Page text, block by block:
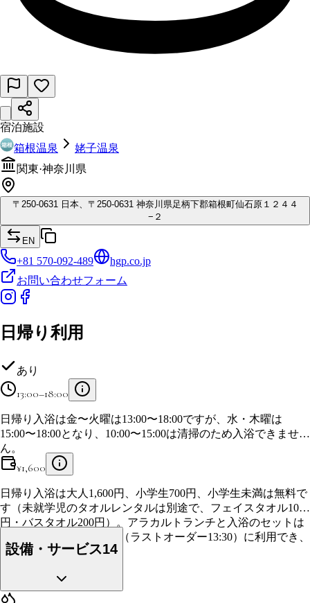
宿泊施設
箱根温泉
姥子温泉
関東·神奈川県
〒 250-0631 日本、〒250-0631 神奈川県足柄下郡箱根町仙石原１２４４
−２
EN
+81 570-092-489
hgp.co.jp
お問い合わせフォーム
日帰り利用
あり
13:00–18:00
日帰り入浴は金〜火曜は13:00〜18:00ですが、水・木曜は
15:00〜18:00となり、10:00〜15:00は清掃のため入浴できませ
ん。
¥1,600
日帰り入浴は大人1,600円、小学生700円、小学生未満は無料で
す（未就学児のタオルレンタルは別途で、フェイスタオル100
円・バスタオル200円）。アラカルトランチと入浴のセットは
2,500円で、12:00〜14:00（ラストオーダー13:30）に利用でき、
予約はできません。
設備・サービス14